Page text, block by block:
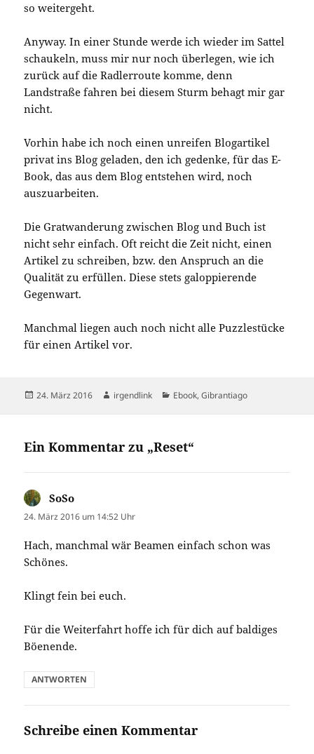
so weitergeht.
Anyway. In einer Stunde werde ich wieder im Sattel
schaukeln, muss mir nur noch überlegen, wie ich
zurück auf die Radlerroute komme, denn
Landstraße fahren bei diesem Sturm behagt mir gar
nicht.
Vorhin habe ich noch einen unreifen Blogartikel
privat ins Blog geladen, den ich gedenke, für das E-
Book, das aus dem Blog entstehen wird, noch
auszuarbeiten.
Die Gratwanderung zwischen Blog und Buch ist
nicht sehr einfach. Oft reicht die Zeit nicht, einen
Artikel zu schreiben, bzw. den Anspruch an die
Qualität zu erfüllen. Diese stets galoppierende
Gegenwart.
Manchmal liegen auch noch nicht alle Puzzlestücke
für einen Artikel vor.
Veröffentlicht
24. März 2016 Autor
irgendlink Kategorien
Ebook,Gibrantiago
Ein Kommentar zu „Reset“
SoSo
24. März 2016 um 14:52 Uhr
Hach, manchmal wär Beamen einfach schon was
Schönes.
Klingt fein bei euch.
Für die Weiterfahrt hoffe ich für dich auf baldiges
Böenende.
ANTWORTEN
Schreibe einen Kommentar